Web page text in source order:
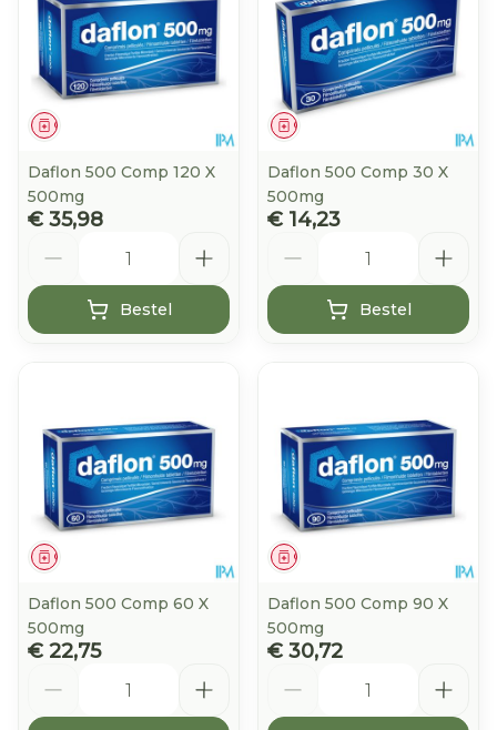
Geneesmiddel
Daflon 500 Comp 120 X
500mg
€ 35,98
Bestel
Geneesmiddel
Daflon 500 Comp 30 X
500mg
€ 14,23
Bestel
Geneesmiddel
Daflon 500 Comp 60 X
500mg
€ 22,75
Geneesmiddel
Daflon 500 Comp 90 X
500mg
€ 30,72